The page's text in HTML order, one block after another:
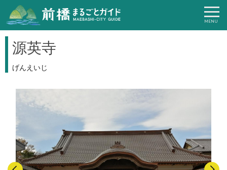
源英寺
げんえいじ